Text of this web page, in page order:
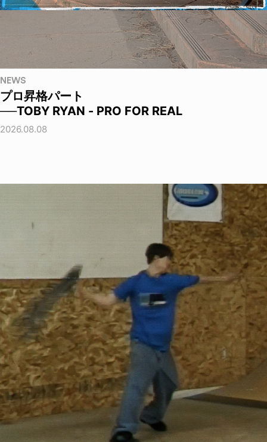
NEWS
プロ昇格パート
──TOBY RYAN - PRO FOR REAL
2026.08.08